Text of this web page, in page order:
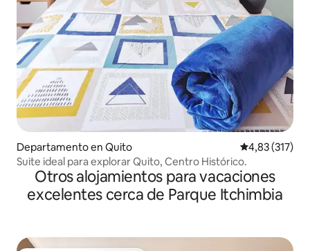
Departamento en Quito Calificación
4,83 (317)
Suite ideal para explorar Quito, Centro Histórico.
Otros alojamientos para vacaciones
excelentes cerca de Parque Itchimbia